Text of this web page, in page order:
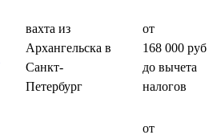
вахта из
Архангельска в
Санкт-
Петербург
от
168 000 руб.
до вычета
налогов
от